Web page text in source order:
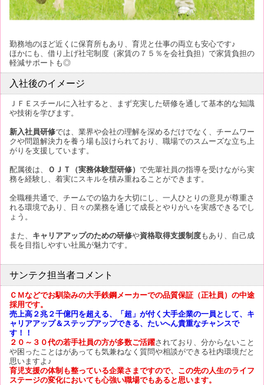
勤務地のほど近くに保育所もあり、育児と仕事の両立も安心です♪
ほかにも、借り上げ社宅制度（家賃の７５％を会社負担）で家賃負担の
軽減サポートも◎
入社後のイメージ
ＪＦＥスチールに入社すると、まず充実した研修を通して基本的な知識
や技術を学びます。
新入社員研修では、業界や会社の理解を深めるだけでなく、チームワー
クや問題解決力を養う場も設けられており、職場でのスムーズな立ち上
がりを支援しています。
配属後は、 ＯＪＴ（実務体験型研修） で先輩社員の指導を受けながら実
務を経験し、着実にスキルを積み重ねることができます。
全職種共通で、チームでの協力を大切にし、一人ひとりの意見が尊重さ
れる環境であり、日々の業務を通じて成長とやりがいを実感できるでし
ょう。
また、 キャリアアップのための研修や資格取得支援制度もあり、自己成
長を目指しやすい社風が魅力です。
サンテク担当者コメント
ＣＭなどでお馴染みの大手鉄鋼メーカーでの品質保証（正社員）の中途
採用です。
売上高２兆２千億円を超える、「超」が付く大手企業の一員として、キ
ャリアアップ＆ステップアップできる、たいへん貴重なチャンスで
す！！
２０～３０代の若手社員の方が多数ご活躍されており、分からないこと
や困ったことはがあっても気兼ねなく質問や相談ができる社内環境だと
思いますよ♪
育児支援の体制も整っている企業さまですので、この先の人生のライフ
ステージの変化においても心強い職場でもあると思います。